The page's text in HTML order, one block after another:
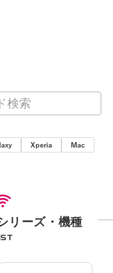
Xperia
Mac
リーズ・機種